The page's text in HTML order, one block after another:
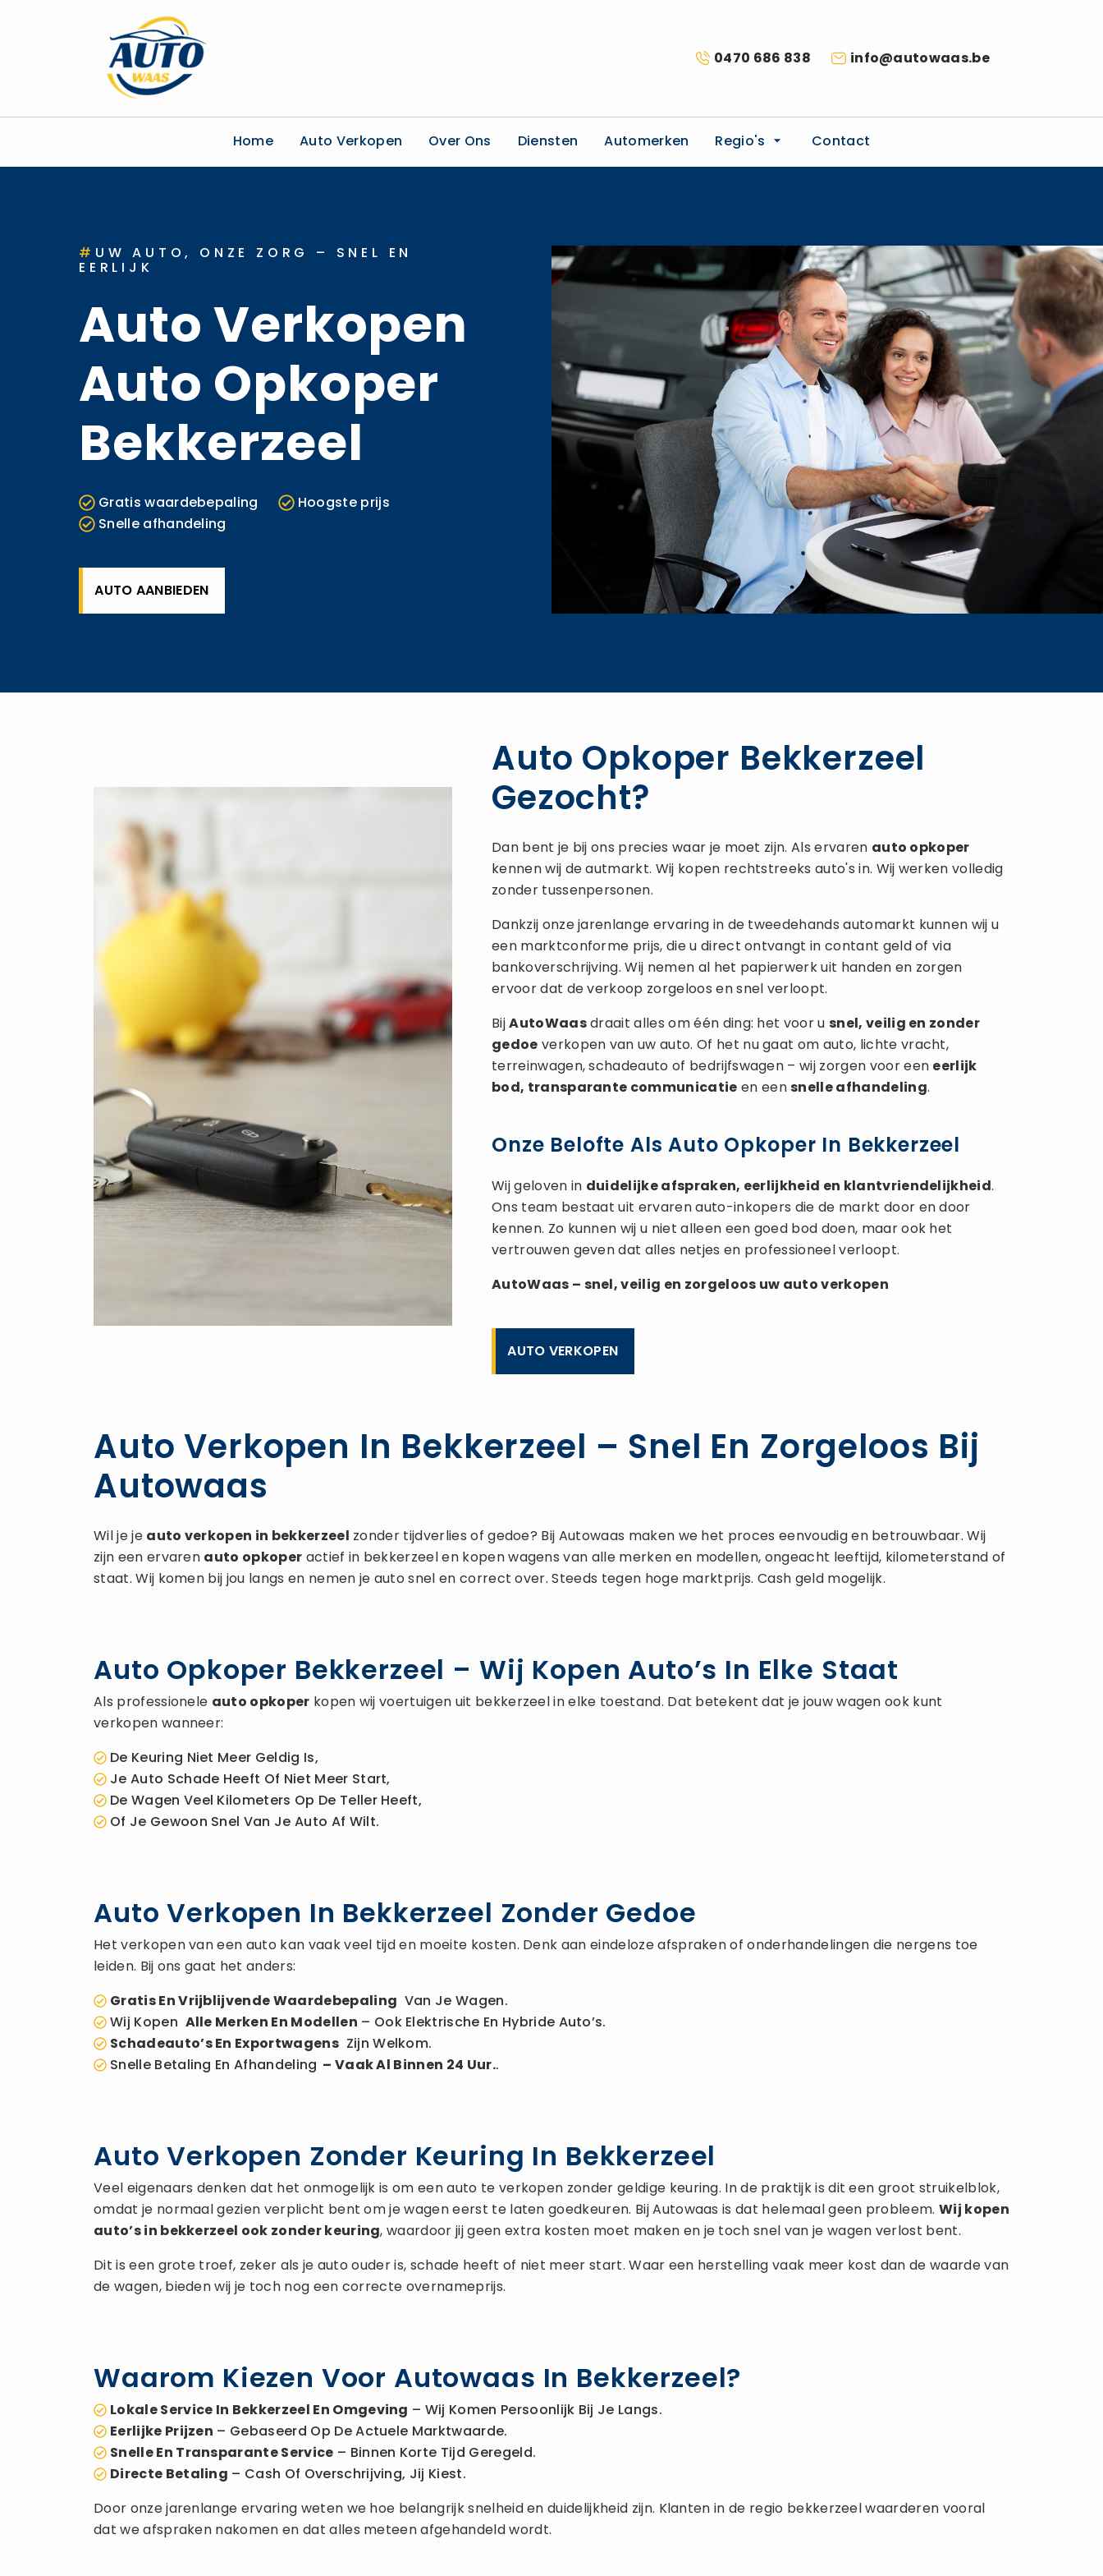
0470 686 838 info@autowaas.be
Home Auto Verkopen Over Ons Diensten Automerken Regio's Contact
# UW AUTO, ONZE ZORG – SNEL EN
EERLIJK
Auto Verkopen
Auto Opkoper
Bekkerzeel
Gratis waardebepaling
Hoogste prijs
Snelle afhandeling
AUTO AANBIEDEN
Auto Opkoper Bekkerzeel
Gezocht?
Dan bent je bij ons precies waar je moet zijn. Als ervaren auto opkoper
kennen wij de autmarkt. Wij kopen rechtstreeks auto's in. Wij werken volledig
zonder tussenpersonen.
Dankzij onze jarenlange ervaring in de tweedehands automarkt kunnen wij u
een marktconforme prijs, die u direct ontvangt in contant geld of via
bankoverschrijving. Wij nemen al het papierwerk uit handen en zorgen
ervoor dat de verkoop zorgeloos en snel verloopt.
BijAutoWaasdraait alles om één ding: het voor usnel, veilig en zonder
gedoe verkopen van uw auto. Of het nu gaat om auto, lichte vracht,
terreinwagen, schadeauto of bedrijfswagen – wij zorgen voor een eerlijk
bod, transparante communicatie en eensnelle afhandeling.
Onze Belofte Als Auto Opkoper In Bekkerzeel
Wij geloven in duidelijke afspraken, eerlijkheid en klantvriendelijkheid.
Ons team bestaat uit ervaren auto-inkopers die de markt door en door
kennen. Zo kunnen wij u niet alleen een goed bod doen, maar ook het
vertrouwen geven dat alles netjes en professioneel verloopt.
AutoWaas – snel, veilig en zorgeloos uw auto verkopen
AUTO VERKOPEN
Auto Verkopen In Bekkerzeel – Snel En Zorgeloos Bij
Autowaas
Wil je je auto verkopen in bekkerzeel zonder tijdverlies of gedoe? Bij Autowaas maken we het proces eenvoudig en betrouwbaar. Wij
zijn een ervaren auto opkoper actief in bekkerzeel en kopen wagens van alle merken en modellen, ongeacht leeftijd, kilometerstand of
staat. Wij komen bij jou langs en nemen je auto snel en correct over. Steeds tegen hoge marktprijs. Cash geld mogelijk.
Auto Opkoper Bekkerzeel – Wij Kopen Auto’s In Elke Staat
Als professionele auto opkoper kopen wij voertuigen uit bekkerzeel in elke toestand. Dat betekent dat je jouw wagen ook kunt
verkopen wanneer:
De Keuring Niet Meer Geldig Is,
Je Auto Schade Heeft Of Niet Meer Start,
De Wagen Veel Kilometers Op De Teller Heeft,
Of Je Gewoon Snel Van Je Auto Af Wilt.
Auto Verkopen In Bekkerzeel Zonder Gedoe
Het verkopen van een auto kan vaak veel tijd en moeite kosten. Denk aan eindeloze afspraken of onderhandelingen die nergens toe
leiden. Bij ons gaat het anders:
Gratis En Vrijblijvende Waardebepaling Van Je Wagen.
Wij Kopen Alle Merken En Modellen – Ook Elektrische En Hybride Auto’s.
Schadeauto’s En ExportwagensZijn Welkom.
Snelle Betaling En Afhandeling – Vaak Al Binnen 24 Uur..
Auto Verkopen Zonder Keuring In Bekkerzeel
Veel eigenaars denken dat het onmogelijk is om een auto te verkopen zonder geldige keuring. In de praktijk is dit een groot struikelblok,
omdat je normaal gezien verplicht bent om je wagen eerst te laten goedkeuren. Bij Autowaas is dat helemaal geen probleem.Wij kopen
auto’s in bekkerzeel ook zonder keuring, waardoor jij geen extra kosten moet maken en je toch snel van je wagen verlost bent.
Dit is een grote troef, zeker als je auto ouder is, schade heeft of niet meer start. Waar een herstelling vaak meer kost dan de waarde van
de wagen, bieden wij je toch nog een correcte overnameprijs.
Waarom Kiezen Voor Autowaas In Bekkerzeel?
Lokale Service In Bekkerzeel En Omgeving – Wij Komen Persoonlijk Bij Je Langs.
Eerlijke Prijzen – Gebaseerd Op De Actuele Marktwaarde.
Snelle En Transparante Service – Binnen Korte Tijd Geregeld.
Directe Betaling – Cash Of Overschrijving, Jij Kiest.
Door onze jarenlange ervaring weten we hoe belangrijk snelheid en duidelijkheid zijn. Klanten in de regio bekkerzeel waarderen vooral
dat we afspraken nakomen en dat alles meteen afgehandeld wordt.